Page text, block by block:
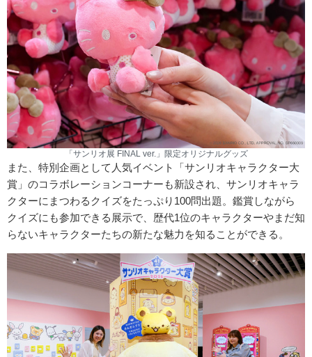
「サンリオ展 FINAL ver.」限定オリジナルグッズ
また、特別企画として人気イベント「サンリオキャラクター大
賞」のコラボレーションコーナーも新設され、サンリオキャラ
クターにまつわるクイズをたっぷり100問出題。鑑賞しながら
クイズにも参加できる展示で、歴代1位のキャラクターやまだ知
らないキャラクターたちの新たな魅力を知ることができる。